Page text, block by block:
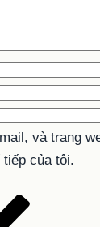
và trang
của tôi.